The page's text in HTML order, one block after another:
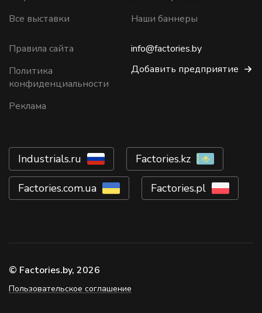
Все выставки
Наши баннеры
Правила сайта
Политика
конфиденциальности
Реклама
info@factories.by
Добавить предприятие
Industrials.ru Factories.kz
Factories.com.ua Factories.pl
© Factories.by, 2026
Пользовательское соглашение